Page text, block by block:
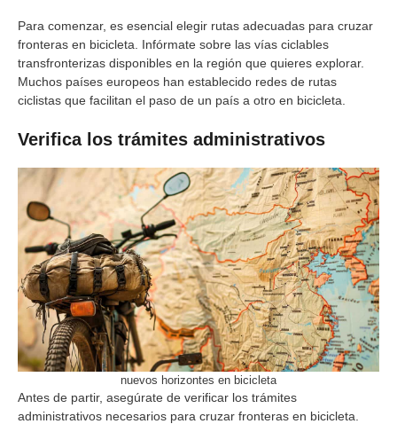
Para comenzar, es esencial elegir rutas adecuadas para cruzar
fronteras en bicicleta. Infórmate sobre las vías ciclables
transfronterizas disponibles en la región que quieres explorar.
Muchos países europeos han establecido redes de rutas
ciclistas que facilitan el paso de un país a otro en bicicleta.
Verifica los trámites administrativos
nuevos horizontes en bicicleta
Antes de partir, asegúrate de verificar los trámites
administrativos necesarios para cruzar fronteras en bicicleta.